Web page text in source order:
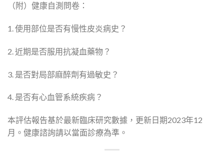
（附）健康自測問卷：
1. 使用部位是否有慢性皮炎病史？
2. 近期是否服用抗凝血藥物？
3. 是否對局部麻醉劑有過敏史？
4. 是否有心血管系統疾病？
本評估報告基於最新臨床研究數據，更新日期2023年12
月。健康諮詢請以當面診療為準。